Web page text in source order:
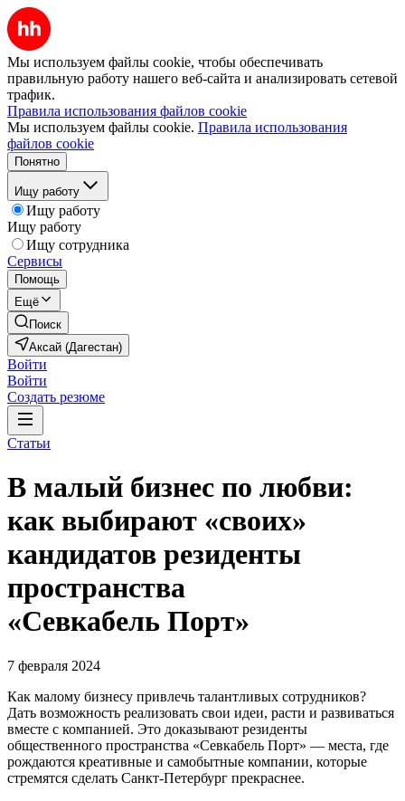
Мы используем файлы cookie, чтобы обеспечивать
правильную работу нашего веб-сайта и анализировать сетевой
трафик.
Правила использования файлов cookie
Мы используем файлы cookie. Правила использования
файлов cookie
Понятно
Ищу работу
Ищу работу
Ищу работу
Ищу сотрудника
Сервисы
Помощь
Ещё
Поиск
Аксай (Дагестан)
Войти
Войти
Создать резюме
Статьи
В малый бизнес по любви:
как выбирают «своих»
кандидатов резиденты
пространства
«Севкабель Порт»
7 февраля 2024
Как малому бизнесу привлечь талантливых сотрудников?
Дать возможность реализовать свои идеи, расти и развиваться
вместе с компанией. Это доказывают резиденты
общественного пространства «Севкабель Порт» — места, где
рождаются креативные и самобытные компании, которые
стремятся сделать Санкт-Петербург прекраснее.